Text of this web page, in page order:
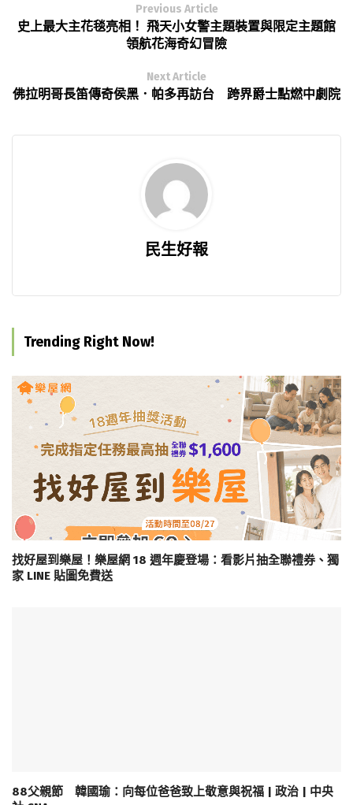
Previous Article
史上最大主花毯亮相！ 飛天小女警主題裝置與限定主題館
領航花海奇幻冒險
Next Article
佛拉明哥長笛傳奇侯黑．帕多再訪台 跨界爵士點燃中劇院
民生好報
Trending Right Now!
找好屋到樂屋！樂屋網 18 週年慶登場：看影片抽全聯禮券、獨
家 LINE 貼圖免費送
88父親節 韓國瑜：向每位爸爸致上敬意與祝福 | 政治 | 中央